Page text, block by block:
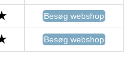
Besøg webshop
Besøg webshop